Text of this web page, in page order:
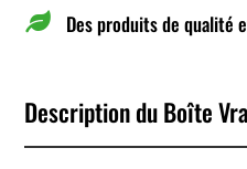
 Des produits de qualité
Description du Boîte